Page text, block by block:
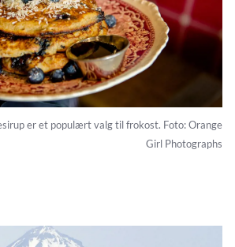
er et populært valg til frokost. Foto: Orange
Girl Photographs